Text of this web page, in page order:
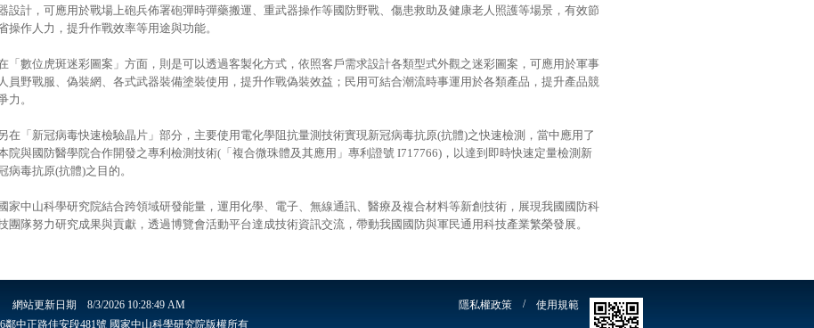
設計，可應用於戰場上砲兵佈署砲彈時彈藥搬運、重武器操作等國防野戰、傷患救助及健康老人照護等場景，有效節
操作人力，提升作戰效率等用途與功能。
「數位虎斑迷彩圖案」方面，則是可以透過客製化方式，依照客戶需求設計各類型式外觀之迷彩圖案，可應用於軍事
人員野戰服、偽裝網、各式武器裝備塗裝使用，提升作戰偽裝效益；民用可結合潮流時事運用於各類產品，提升產品競
力。
另在「新冠病毒快速檢驗晶片」部分，主要使用電化學阻抗量測技術實現新冠病毒抗原(抗體)之快速檢測，當中應用了
院與國防醫學院合作開發之專利檢測技術(「複合微珠體及其應用」專利證號 I717766)，以達到即時快速定量檢測新
病毒抗原(抗體)之目的。
國家中山科學研究院結合跨領域研發能量，運用化學、電子、無線通訊、醫療及複合材料等新創技術，展現我國國防科
團隊努力研究成果與貢獻，透過博覽會活動平台達成技術資訊交流，帶動我國國防與軍民通用科技產業繁榮發展。
站更新日期 8/3/2026 10:28:49 AM
鄰中正路佳安段481號 國家中山科學研究院版權所有
使用規範
/
隱私權政策